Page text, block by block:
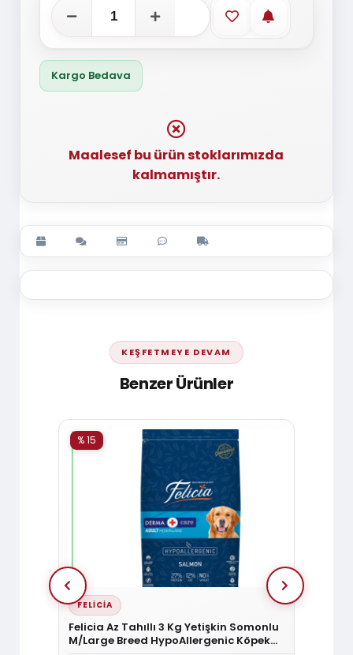
Favorilere ekle
Stoğa
Kargo Bedava
Maalesef bu ürün stoklarımızda
kalmamıştır.
KEŞFETMEYE DEVAM
Benzer Ürünler
FELICIA
Felicia Az Tahıllı 3 Kg Yetişkin Somonlu
M/Large Breed HypoAllergenic Köpek
% 15